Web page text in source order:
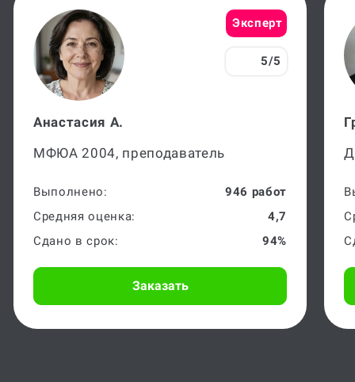
Эксперт
5/5
Анастасия А.
МФЮА 2004, преподаватель
Выполнено:
946 работ
Средняя оценка:
4,7
Сдано в срок:
94%
Заказать